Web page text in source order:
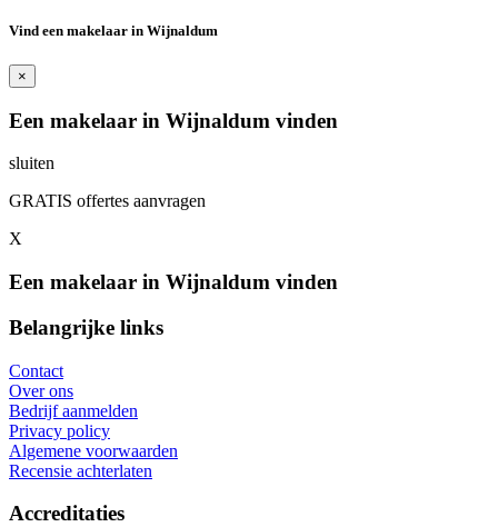
Vind een makelaar in Wijnaldum
×
Een makelaar in Wijnaldum vinden
sluiten
GRATIS offertes aanvragen
X
Een makelaar in Wijnaldum vinden
Belangrijke links
Contact
Over ons
Bedrijf aanmelden
Privacy policy
Algemene voorwaarden
Recensie achterlaten
Accreditaties